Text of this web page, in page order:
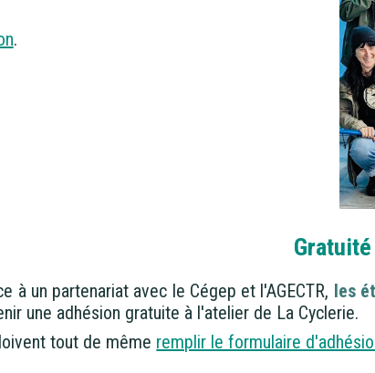
.
Gratuité
à un partenariat avec le Cégep et l'AGECTR, les
une adhésion gratuite à l'atelier de La Cyclerie.
tout de même remplir le formulaire